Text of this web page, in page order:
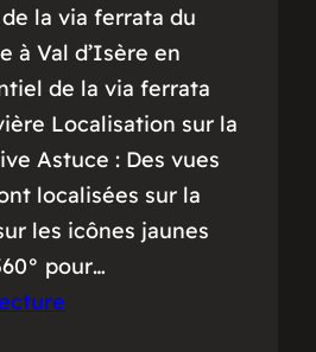
la via ferrata du
à Val d’Isère en
de la via ferrata
Localisation sur la
Astuce : Des vues
localisées sur la
les icônes jaunes
pour…